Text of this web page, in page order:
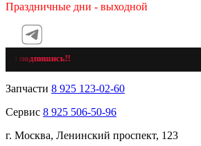
Праздничные дни - выходной
подпишись!!
Запчасти 8 925 123-02-60
Сервис 8 925 506-50-96
г. Москва, Ленинский проспект, 123